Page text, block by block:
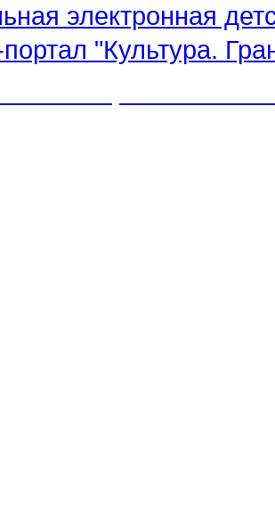
электронная
"Культура.